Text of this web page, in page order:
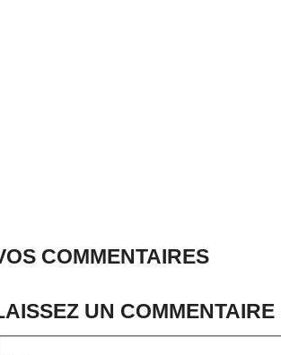
COMMENTAIRES
UN COMMENTAIRE